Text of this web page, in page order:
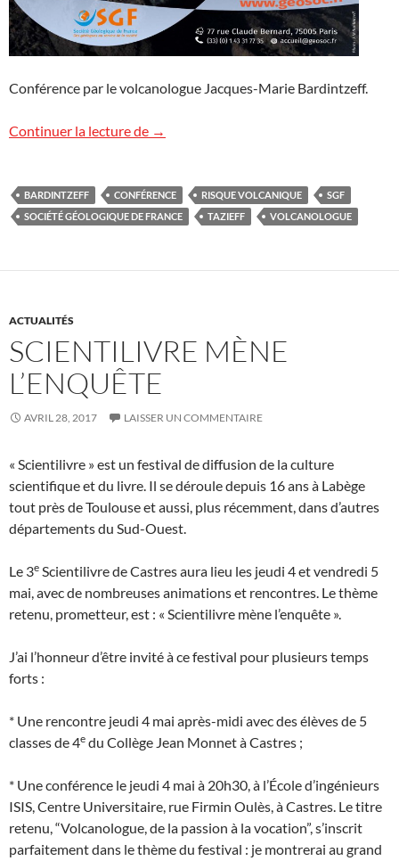
Conférence par le volcanologue Jacques-Marie Bardintzeff.
Continuer la lecture de Conférence à Agde
→
BARDINTZEFF CONFÉRENCE RISQUE VOLCANIQUE
SGF
SOCIÉTÉ GÉOLOGIQUE DE FRANCE
TAZIEFF VOLCANOLOGUE
ACTUALITÉS
SCIENTILIVRE MÈNE
L’ENQUÊTE
AVRIL 28, 2017 LAISSER UN COMMENTAIRE
« Scientilivre » est un festival de diffusion de la culture
scientifique et du livre. Il se déroule depuis 16 ans à Labège
tout près de Toulouse et aussi, plus récemment, dans d’autres
départements du Sud-Ouest.
Le 3e Scientilivre de Castres aura lieu les jeudi 4 et vendredi 5
mai, avec de nombreuses animations et rencontres. Le thème
retenu, prometteur, est : « Scientilivre mène l’enquête ».
J’ai l’honneur d’être invité à ce festival pour plusieurs temps
forts :
* Une rencontre jeudi 4 mai après-midi avec des élèves de 5
classes de 4e du Collège Jean Monnet à Castres ;
* Une conférence le jeudi 4 mai à 20h30, à l’École d’ingénieurs
ISIS, Centre Universitaire, rue Firmin Oulès, à Castres. Le titre
retenu, “Volcanologue, de la passion à la vocation”, s’inscrit
parfaitement dans le thème du festival : je montrerai au grand